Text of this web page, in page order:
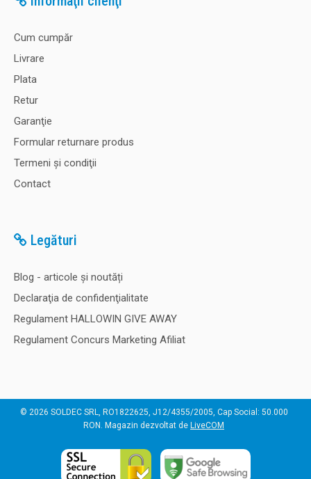
Cum cumpăr
Livrare
Plata
Retur
Garanţie
Formular returnare produs
Termeni şi condiţii
Contact
Legături
Blog - articole și noutăți
Declaraţia de confidenţialitate
Regulament HALLOWIN GIVE AWAY
Regulament Concurs Marketing Afiliat
© 2026 SOLDEC SRL, RO1822625, J12/4355/2005, Cap Social: 50.000
RON. Magazin dezvoltat de LiveCOM